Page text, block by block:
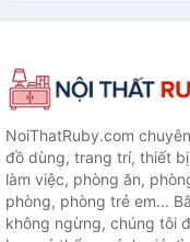
NoiThatRuby.com
đồ dùng, trang trí, thiết
làm việc, phòng ăn,
phòng, phòng trẻ em...
không ngừng, chúng tôi